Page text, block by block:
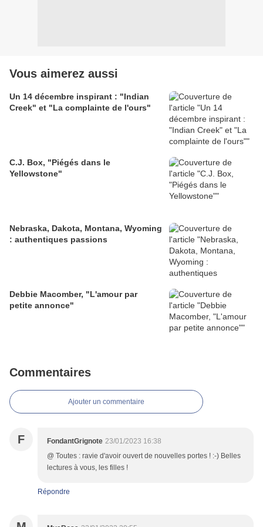
Vous aimerez aussi
Un 14 décembre inspirant : "Indian
Creek" et "La complainte de l'ours"
C.J. Box, "Piégés dans le
Yellowstone"
Nebraska, Dakota, Montana, Wyoming
: authentiques passions
Debbie Macomber, "L'amour par
petite annonce"
Commentaires
Ajouter un commentaire
F FondantGrignote 23/01/2023 16:38
@ Toutes : ravie d'avoir ouvert de nouvelles portes ! :-) Belles
lectures à vous, les filles !
Répondre